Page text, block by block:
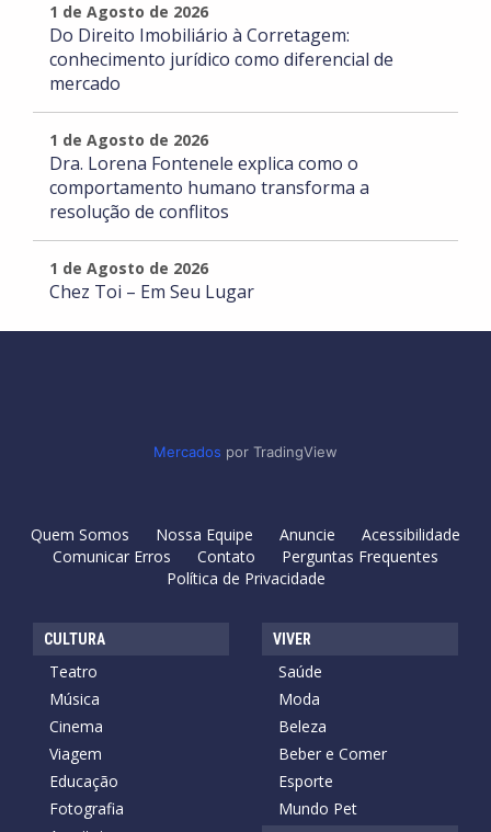
1 de Agosto de 2026
Do Direito Imobiliário à Corretagem:
conhecimento jurídico como diferencial de
mercado
1 de Agosto de 2026
Dra. Lorena Fontenele explica como o
comportamento humano transforma a
resolução de conflitos
1 de Agosto de 2026
Chez Toi – Em Seu Lugar
Mercados por TradingView
Quem Somos Nossa Equipe Anuncie
Acessibilidade
Comunicar Erros
Contato
Perguntas Frequentes
Política de Privacidade
CULTURA
Teatro
Música
Cinema
Viagem
Educação
Fotografia
VIVER
Saúde
Moda
Beleza
Beber e Comer
Esporte
Mundo Pet